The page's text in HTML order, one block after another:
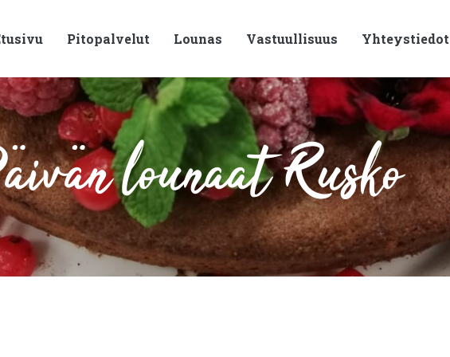
Pitopalvelut Lounas Vastuullisuus Yhteystiedot
lounaat Rusko